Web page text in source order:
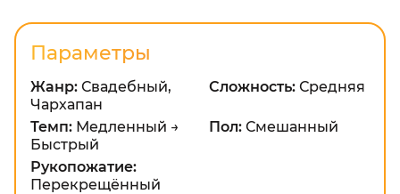
Параметры
Жанр: Свадебный,
Чархапан
Сложность: Средняя
Темп: Медленный →
Быстрый
Пол: Смешанный
Рукопожатие:
Перекрещённый